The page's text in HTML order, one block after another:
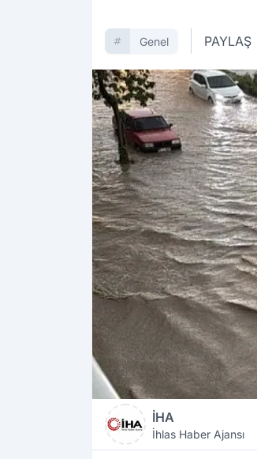
Genel PAYLAŞ
İHA
İhlas Haber Ajansı